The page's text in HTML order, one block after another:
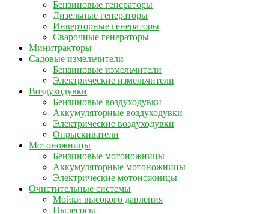
Бензиновые генераторы
Дизельные генераторы
Инверторные генераторы
Сварочные генераторы
Минитракторы
Садовые измельчители
Бензиновые измельчители
Электрические измельчители
Воздуходувки
Бензиновые воздуходувки
Аккумуляторные воздуходувки
Электрические воздуходувки
Опрыскиватели
Мотоножницы
Бензиновые мотоножницы
Аккумуляторные мотоножницы
Электрические мотоножницы
Очистительные системы
Мойки высокого давления
Пылесосы